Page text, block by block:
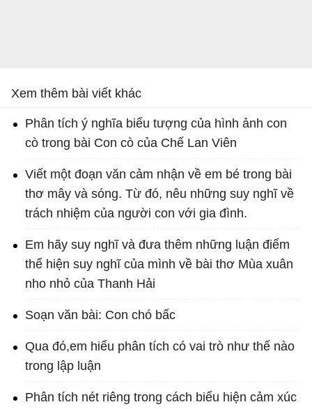
Xem thêm bài viết khác
Phân tích ý nghĩa biểu tượng của hình ảnh con
cò trong bài Con cò của Chế Lan Viên
Viết một đoạn văn cảm nhận về em bé trong bài
thơ mây và sóng. Từ đó, nêu những suy nghĩ về
trách nhiệm của người con với gia đình.
Em hãy suy nghĩ và đưa thêm những luận điểm
thể hiện suy nghĩ của mình về bài thơ Mùa xuân
nho nhỏ của Thanh Hải
Soạn văn bài: Con chó bấc
Qua đó,em hiểu phân tích có vai trò như thế nào
trong lập luận
Phân tích nét riêng trong cách biểu hiện cảm xúc